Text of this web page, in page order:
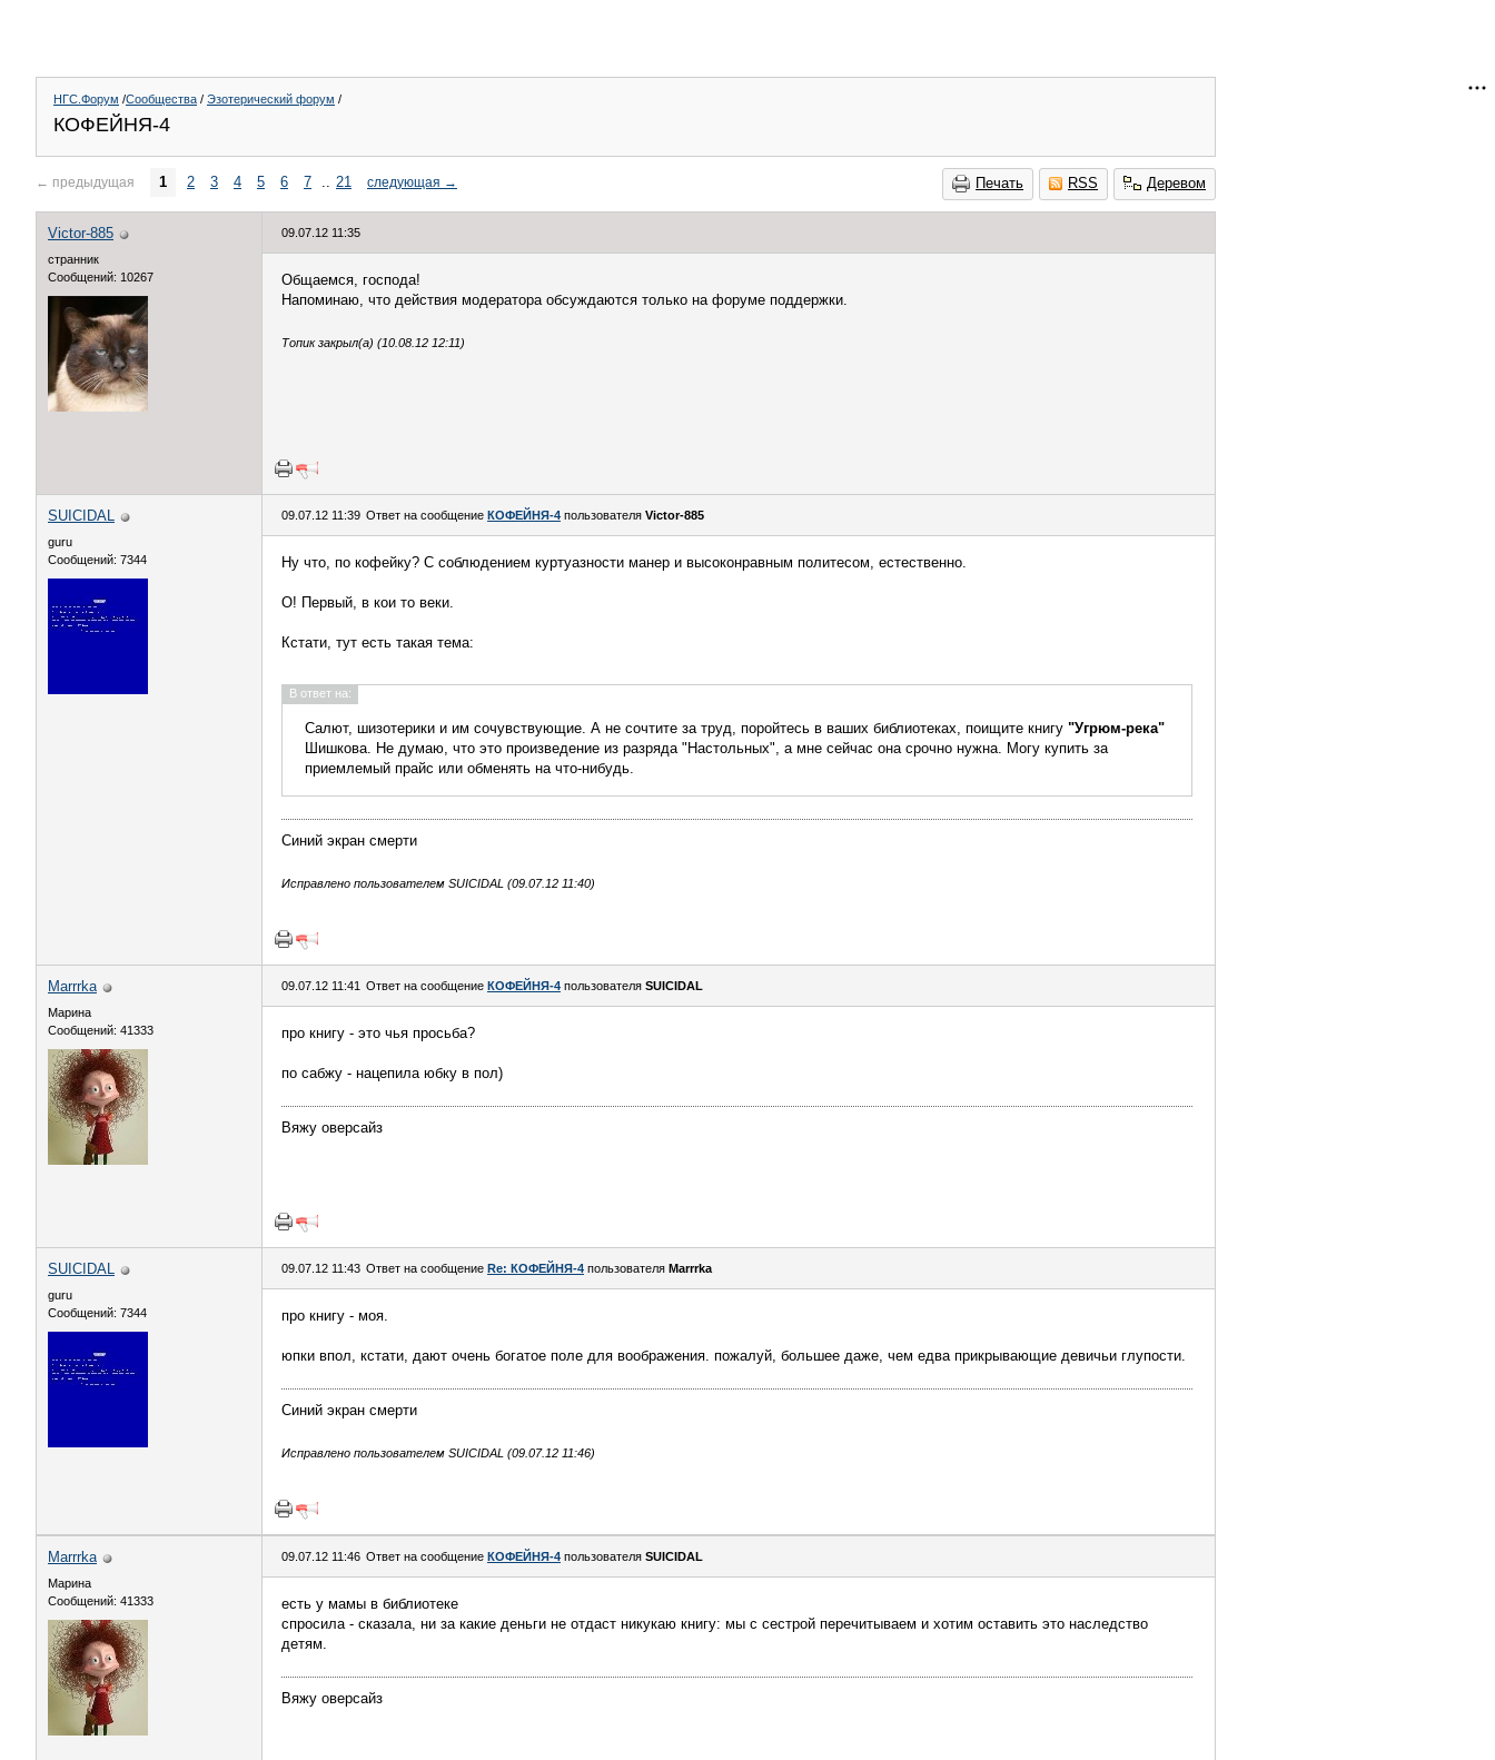
НГС.Форум /Сообщества / Эзотерический форум /
КОФЕЙНЯ-4
Печать RSS Деревом
← предыдущая 1 2 3 4 5 6 7 .. 21 следующая →
Victor-885
странник
Сообщений: 10267
09.07.12 11:35
Общаемся, господа!
Напоминаю, что действия модератора обсуждаются только на форуме поддержки.
Топик закрыл(а) (10.08.12 12:11)
SUICIDAL
guru
Сообщений: 7344
09.07.12 11:39 Ответ на сообщение КОФЕЙНЯ-4 пользователя Victor-885
Ну что, по кофейку? С соблюдением куртуазности манер и высоконравным политесом, естественно.
О! Первый, в кои то веки.
Кстати, тут есть такая тема:
В ответ на:
Салют, шизотерики и им сочувствующие. А не сочтите за труд, поройтесь в ваших библиотеках, поищите книгу "Угрюм-река"
Шишкова. Не думаю, что это произведение из разряда "Настольных", а мне сейчас она срочно нужна. Могу купить за
приемлемый прайс или обменять на что-нибудь.
Синий экран смерти
Исправлено пользователем SUICIDAL (09.07.12 11:40)
Marrrka
Марина
Сообщений: 41333
09.07.12 11:41 Ответ на сообщение КОФЕЙНЯ-4 пользователя SUICIDAL
про книгу - это чья просьба?
по сабжу - нацепила юбку в пол)
Вяжу оверсайз
SUICIDAL
guru
Сообщений: 7344
09.07.12 11:43 Ответ на сообщение Re: КОФЕЙНЯ-4 пользователя Marrrka
про книгу - моя.
юпки впол, кстати, дают очень богатое поле для воображения. пожалуй, большее даже, чем едва прикрывающие девичьи глупости.
Синий экран смерти
Исправлено пользователем SUICIDAL (09.07.12 11:46)
Marrrka
Марина
Сообщений: 41333
09.07.12 11:46 Ответ на сообщение КОФЕЙНЯ-4 пользователя SUICIDAL
есть у мамы в библиотеке
спросила - сказала, ни за какие деньги не отдаст никукаю книгу: мы с сестрой перечитываем и хотим оставить это наследство
детям.
Вяжу оверсайз